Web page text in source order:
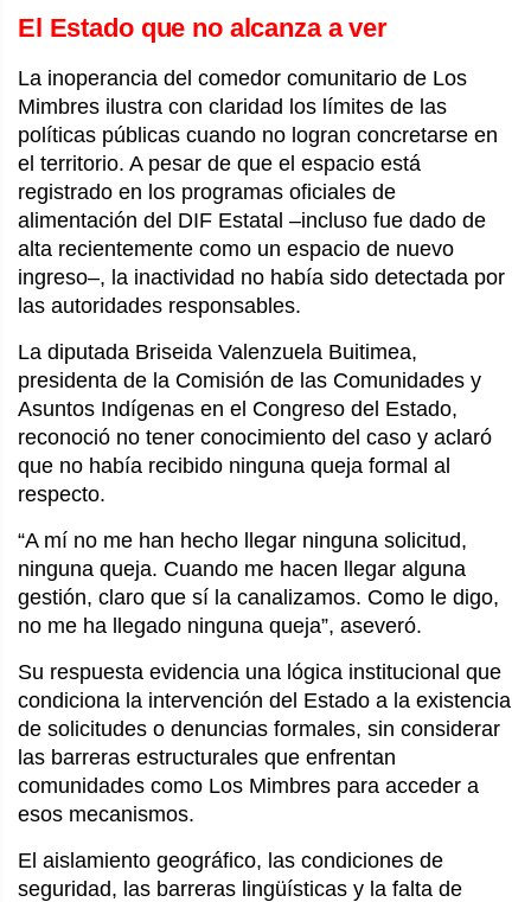
El Estado que no alcanza a ver
La inoperancia del comedor comunitario de Los
Mimbres ilustra con claridad los límites de las
políticas públicas cuando no logran concretarse en
el territorio. A pesar de que el espacio está
registrado en los programas oficiales de
alimentación del DIF Estatal –incluso fue dado de
alta recientemente como un espacio de nuevo
ingreso–, la inactividad no había sido detectada por
las autoridades responsables.
La diputada Briseida Valenzuela Buitimea,
presidenta de la Comisión de las Comunidades y
Asuntos Indígenas en el Congreso del Estado,
reconoció no tener conocimiento del caso y aclaró
que no había recibido ninguna queja formal al
respecto.
“A mí no me han hecho llegar ninguna solicitud,
ninguna queja. Cuando me hacen llegar alguna
gestión, claro que sí la canalizamos. Como le digo,
no me ha llegado ninguna queja”, aseveró.
Su respuesta evidencia una lógica institucional que
condiciona la intervención del Estado a la existencia
de solicitudes o denuncias formales, sin considerar
las barreras estructurales que enfrentan
comunidades como Los Mimbres para acceder a
esos mecanismos.
El aislamiento geográfico, las condiciones de
seguridad, las barreras lingüísticas y la falta de